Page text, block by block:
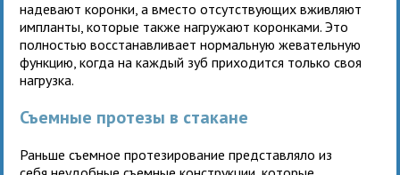
надевают коронки, а вместо отсутствующих вживляют
импланты, которые также нагружают коронками. Это
полностью восстанавливает нормальную жевательную
функцию, когда на каждый зуб приходится только своя
нагрузка.
Съемные протезы в стакане
Раньше съемное протезирование представляло из